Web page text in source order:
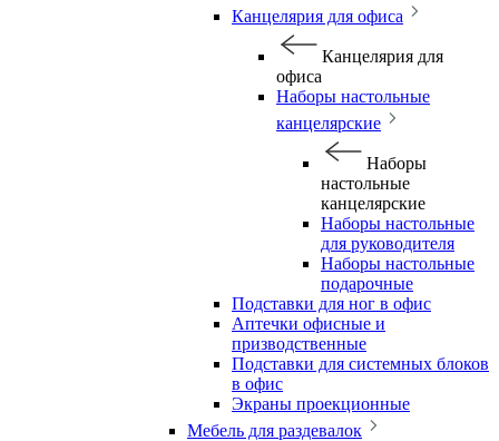
Канцелярия для офиса
Канцелярия для
офиса
Наборы настольные
канцелярские
Наборы
настольные
канцелярские
Наборы настольные
для руководителя
Наборы настольные
подарочные
Подставки для ног в офис
Аптечки офисные и
призводственные
Подставки для системных блоков
в офис
Экраны проекционные
Мебель для раздевалок